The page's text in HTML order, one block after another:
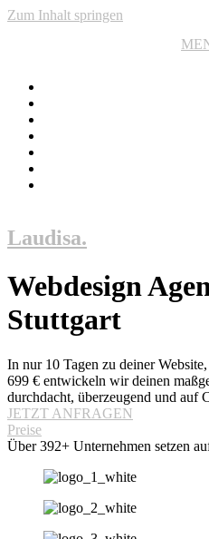
Zum Inhalt springen
Laudisa.
Webdesign
Stuttgart
In nur 10 Tagen zu deiner
699 € entwickeln wir deinen
durchdacht, überzeugend und auf
JETZT ANFRAGEN
Preise
Über 392+ Unternehmen setzen